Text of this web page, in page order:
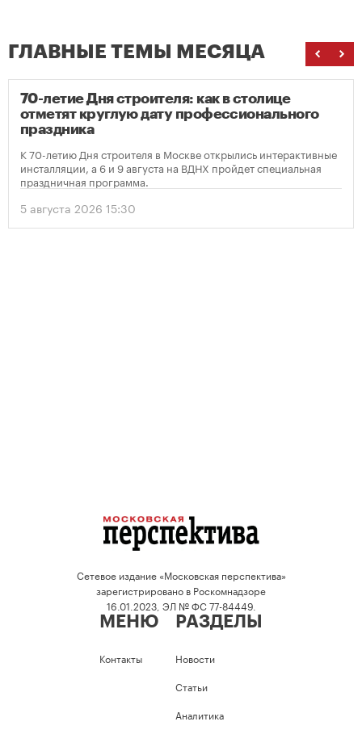
ГЛАВНЫЕ ТЕМЫ МЕСЯЦА
70-летие Дня строителя: как в столице
отметят круглую дату профессионального
праздника
К 70-летию Дня строителя в Москве открылись интерактивные
инсталляции, а 6 и 9 августа на ВДНХ пройдет специальная
праздничная программа.
5 августа 2026 15:30
Сетевое издание «Московская перспектива»
зарегистрировано в Роскомнадзоре
16.01.2023, ЭЛ № ФС 77-84449.
МЕНЮ
Контакты
РАЗДЕЛЫ
Новости
Статьи
Аналитика